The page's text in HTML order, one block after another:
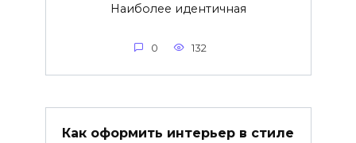
Наиболее идентичная
0 132
Как оформить интерьер в стиле